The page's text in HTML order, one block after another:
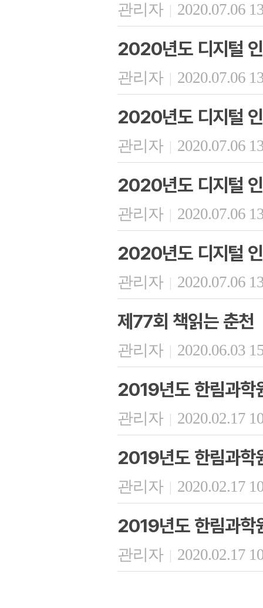
관리자 | 2020.07.06
2020년도 디지털
관리자 | 2020.07.06
2020년도 디지털
관리자 | 2020.07.06
2020년도 디지털
관리자 | 2020.07.06
2020년도 디지털
관리자 | 2020.07.06
제77회 책읽는 춘천
관리자 | 2020.06.03
2019년도 한림과학
관리자 | 2020.02.17
2019년도 한림과학
관리자 | 2020.02.17
2019년도 한림과학
관리자 | 2020.02.17